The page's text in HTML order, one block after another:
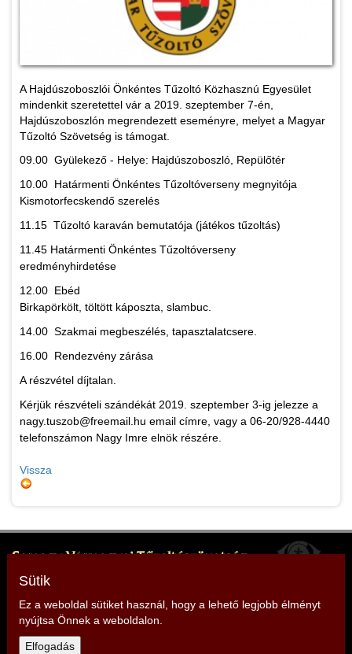
A Hajdúszoboszlói Önkéntes Tűzoltó Közhasznú Egyesület
mindenkit szeretettel vár a 2019. szeptember 7-én,
Hajdúszoboszlón megrendezett eseményre, melyet a Magyar
Tűzoltó Szövetség is támogat.
09.00 Gyülekező - Helye: Hajdúszoboszló, Repülőtér
10.00 Határmenti Önkéntes Tűzoltóverseny megnyitója
Kismotorfecskendő szerelés
11.15 Tűzoltó karaván bemutatója (játékos tűzoltás)
11.45 Határmenti Önkéntes Tűzoltóverseny
eredményhirdetése
12.00 Ebéd
Birkapörkölt, töltött káposzta, slambuc.
14.00 Szakmai megbeszélés, tapasztalatcsere.
16.00 Rendezvény zárása
A részvétel díjtalan.
Kérjük részvételi szándékát 2019. szeptember 3-ig jelezze a
nagy.tuszob@freemail.hu email címre, vagy a 06-20/928-4440
telefonszámon Nagy Imre elnök részére.
Vissza
Somogy Vármegyei Tűzoltószövetség
Cím: 7400 Kaposvár, Somssich P. u. 7.
Sütik
Ez a weboldal sütiket használ, hogy a lehető legjobb élményt
nyújtsa Önnek a weboldalon.
Elfogadás